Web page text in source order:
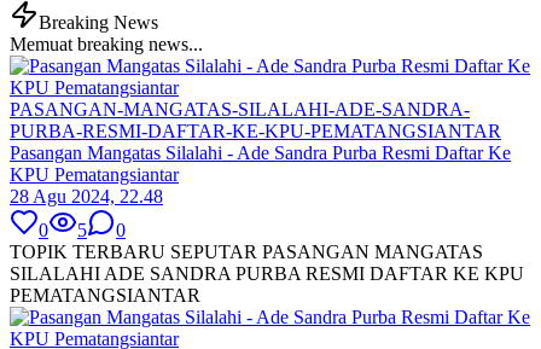
Breaking News
Memuat breaking news...
PASANGAN-MANGATAS-SILALAHI-ADE-SANDRA-
PURBA-RESMI-DAFTAR-KE-KPU-PEMATANGSIANTAR
Pasangan Mangatas Silalahi - Ade Sandra Purba Resmi Daftar Ke
KPU Pematangsiantar
28 Agu 2024, 22.48
0
5
0
TOPIK TERBARU SEPUTAR PASANGAN MANGATAS
SILALAHI ADE SANDRA PURBA RESMI DAFTAR KE KPU
PEMATANGSIANTAR